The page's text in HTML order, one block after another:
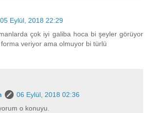
05 Eylül, 2018 22:29
çok iyi galiba hoca bi şeyler görüyor
forma veriyor ama olmuyor bi türlü
06 Eylül, 2018 02:36
o konuyu.